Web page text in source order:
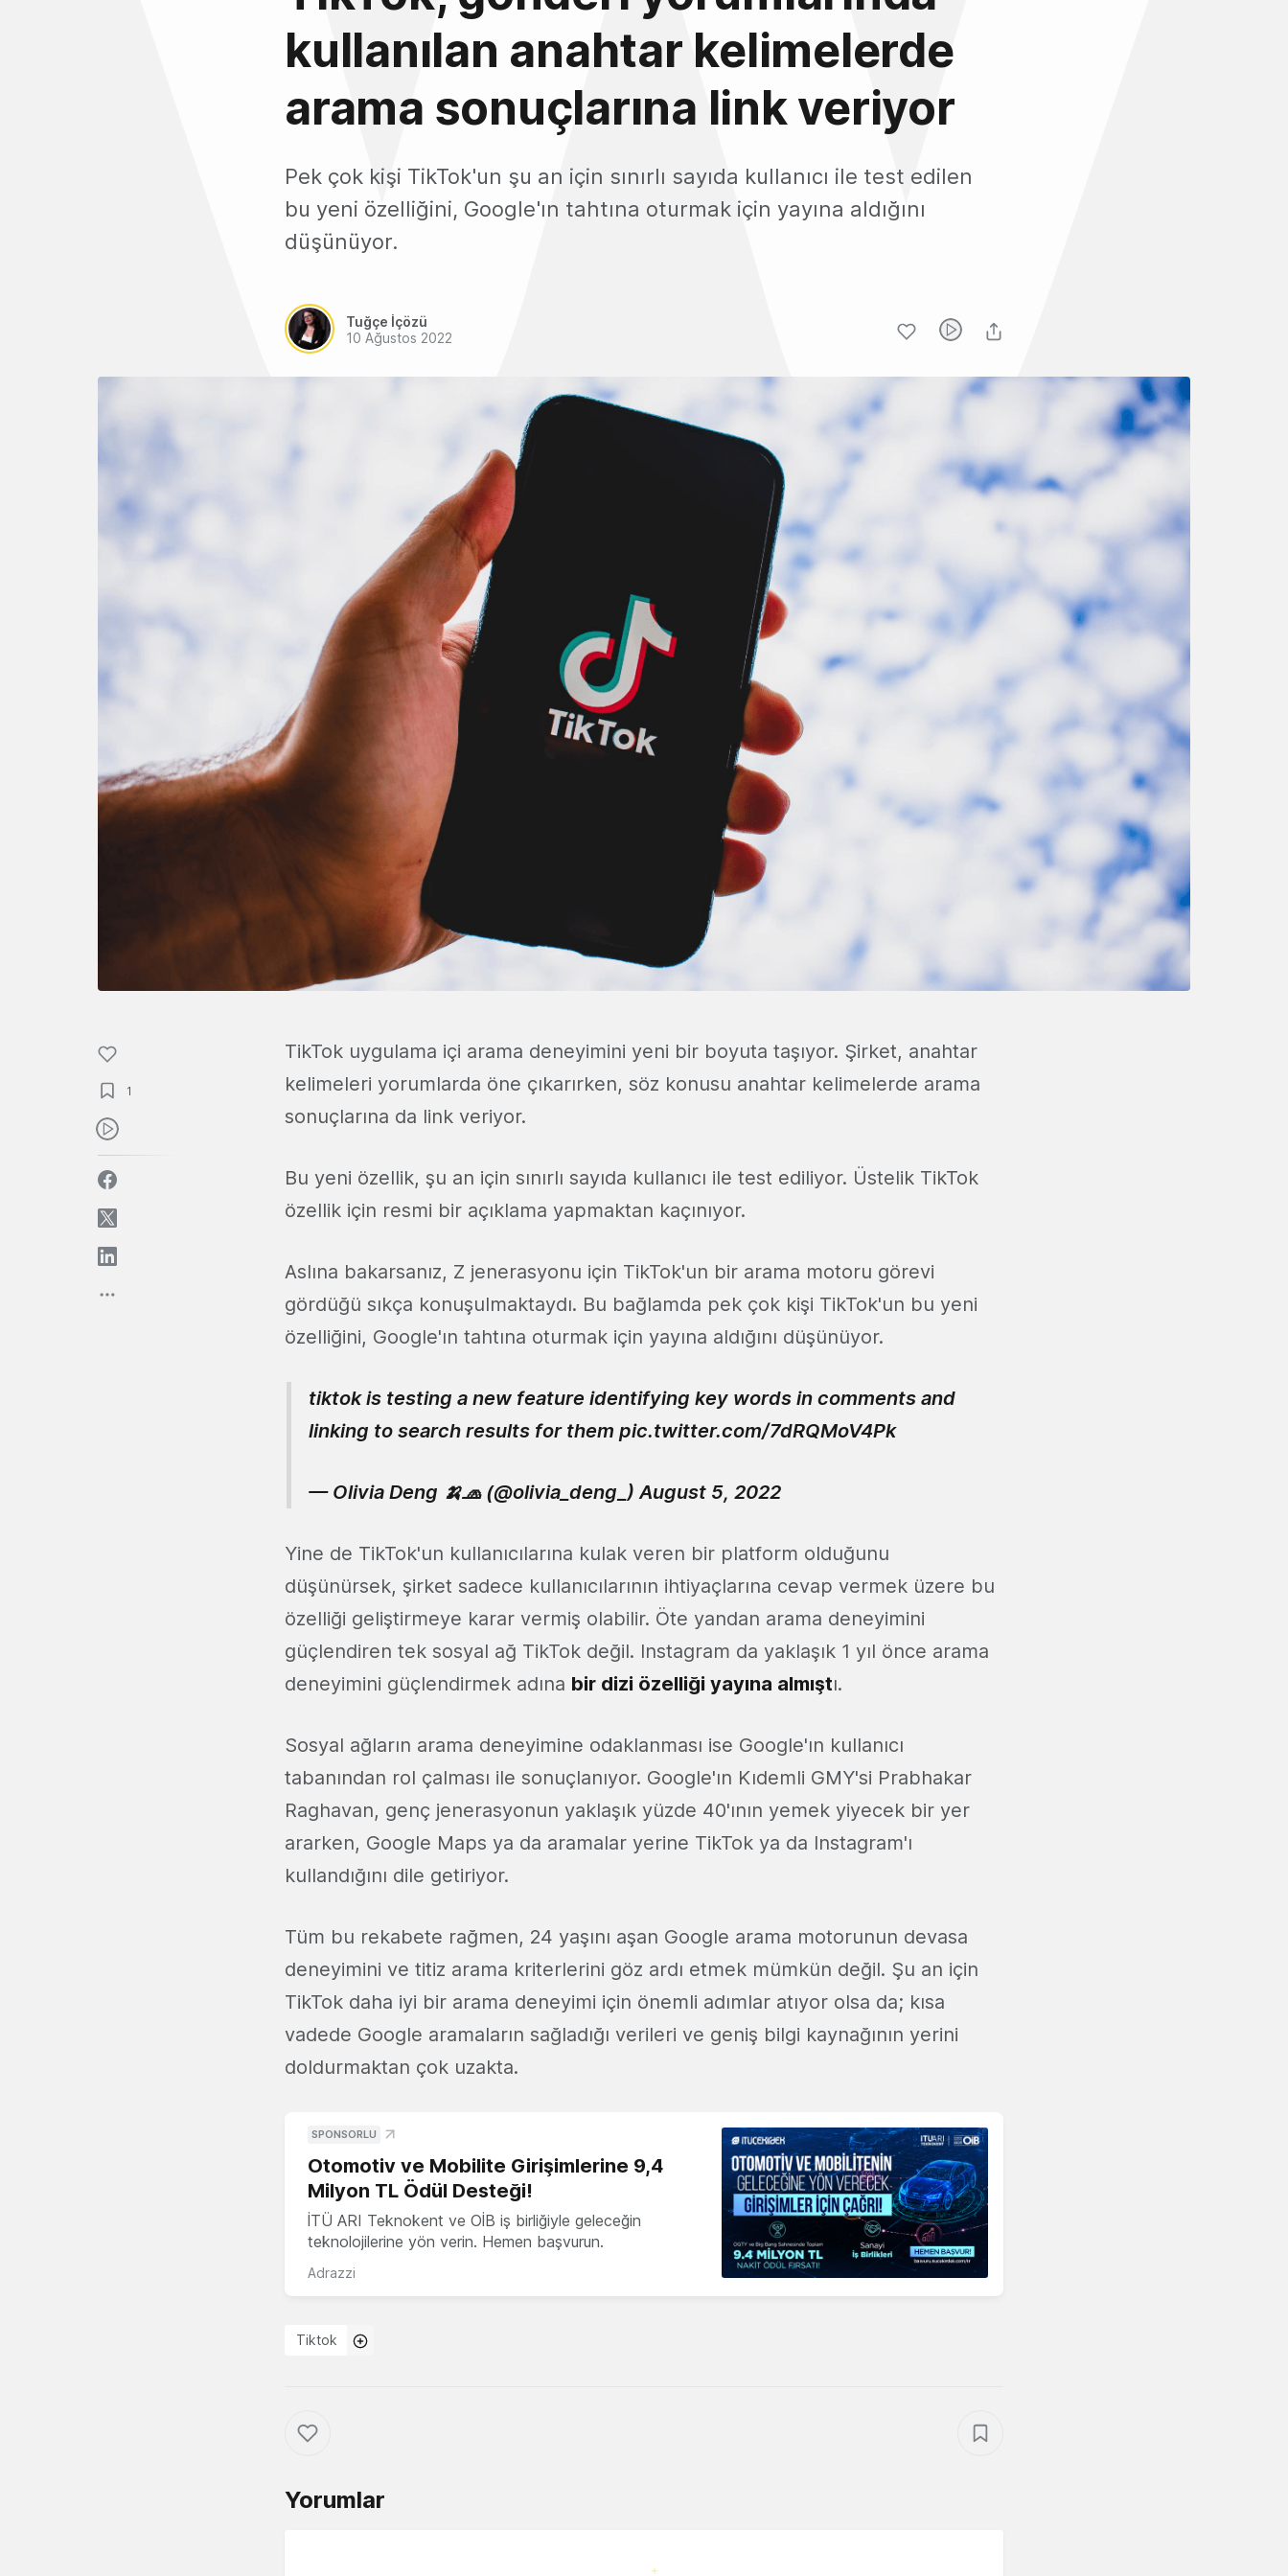
kullanılan anahtar kelimelerde
arama sonuçlarına link veriyor
Pek çok kişi TikTok'un şu an için sınırlı sayıda kullanıcı ile test edilen
bu yeni özelliğini, Google'ın tahtına oturmak için yayına aldığını
düşünüyor.
Tuğçe İçözü
10 Ağustos 2022
1
TikTok uygulama içi arama deneyimini yeni bir boyuta taşıyor. Şirket, anahtar
kelimeleri yorumlarda öne çıkarırken, söz konusu anahtar kelimelerde arama
sonuçlarına da link veriyor.
Bu yeni özellik, şu an için sınırlı sayıda kullanıcı ile test ediliyor. Üstelik TikTok
özellik için resmi bir açıklama yapmaktan kaçınıyor.
Aslına bakarsanız, Z jenerasyonu için TikTok'un bir arama motoru görevi
gördüğü sıkça konuşulmaktaydı. Bu bağlamda pek çok kişi TikTok'un bu yeni
özelliğini, Google'ın tahtına oturmak için yayına aldığını düşünüyor.
tiktok is testing a new feature identifying key words in comments and
linking to search results for them pic.twitter.com/7dRQMoV4Pk
— Olivia Deng 🍌🧢 (@olivia_deng_)August 5, 2022
Yine de TikTok'un kullanıcılarına kulak veren bir platform olduğunu
düşünürsek, şirket sadece kullanıcılarının ihtiyaçlarına cevap vermek üzere bu
özelliği geliştirmeye karar vermiş olabilir. Öte yandan arama deneyimini
güçlendiren tek sosyal ağ TikTok değil. Instagram da yaklaşık 1 yıl önce arama
deneyimini güçlendirmek adına bir dizi özelliği yayına almıştı.
Sosyal ağların arama deneyimine odaklanması ise Google'ın kullanıcı
tabanından rol çalması ile sonuçlanıyor. Google'ın Kıdemli GMY'si Prabhakar
Raghavan, genç jenerasyonun yaklaşık yüzde 40'ının yemek yiyecek bir yer
ararken, Google Maps ya da aramalar yerine TikTok ya da Instagram'ı
kullandığını dile getiriyor.
Tüm bu rekabete rağmen, 24 yaşını aşan Google arama motorunun devasa
deneyimini ve titiz arama kriterlerini göz ardı etmek mümkün değil. Şu an için
TikTok daha iyi bir arama deneyimi için önemli adımlar atıyor olsa da; kısa
vadede Google aramaların sağladığı verileri ve geniş bilgi kaynağının yerini
doldurmaktan çok uzakta.
SPONSORLU
Otomotiv ve Mobilite Girişimlerine 9,4
Milyon TL Ödül Desteği!
İTÜ ARI Teknokent ve OİB iş birliğiyle geleceğin
teknolojilerine yön verin. Hemen başvurun.
Adrazzi
Tiktok
Yorumlar